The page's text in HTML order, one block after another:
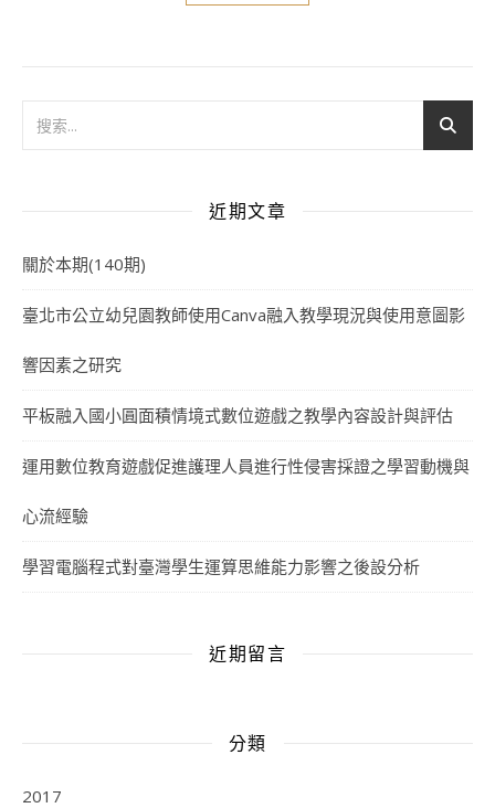
近期文章
關於本期(140期)
臺北市公立幼兒園教師使用Canva融入教學現況與使用意圖影
響因素之研究
平板融入國小圓面積情境式數位遊戲之教學內容設計與評估
運用數位教育遊戲促進護理人員進行性侵害採證之學習動機與
心流經驗
學習電腦程式對臺灣學生運算思維能力影響之後設分析
近期留言
分類
2017